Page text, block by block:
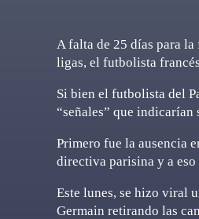
A falta de 25 días para
ligas, el futbolista
Si bien el futbolista del
“señales” que
Primero fue la ausencia
directiva parisina y a
Este lunes, se hizo viral
Germain retirando las